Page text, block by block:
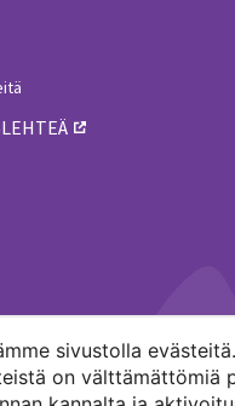
sivustolla
on välttämättömiä
MENOHAKU